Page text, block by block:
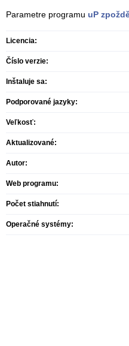
Parametre programu uP
Licencia:
Číslo verzie:
Inštaluje sa:
Podporované jazyky:
Veľkosť:
Aktualizované:
Autor:
Web programu:
Počet stiahnutí:
Operačné systémy: